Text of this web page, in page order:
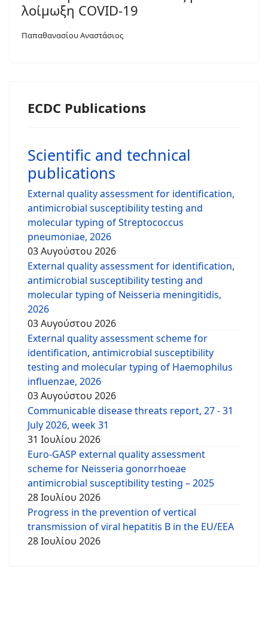
λοίμωξη COVID-19
Παπαθανασίου Αναστάσιος
ECDC Publications
Scientific and technical
publications
External quality assessment for identification,
antimicrobial susceptibility testing and
molecular typing of Streptococcus
pneumoniae, 2026
03 Αυγούστου 2026
External quality assessment for identification,
antimicrobial susceptibility testing and
molecular typing of Neisseria meningitidis,
2026
03 Αυγούστου 2026
External quality assessment scheme for
identification, antimicrobial susceptibility
testing and molecular typing of Haemophilus
influenzae, 2026
03 Αυγούστου 2026
Communicable disease threats report, 27 - 31
July 2026, week 31
31 Ιουλίου 2026
Euro-GASP external quality assessment
scheme for Neisseria gonorrhoeae
antimicrobial susceptibility testing – 2025
28 Ιουλίου 2026
Progress in the prevention of vertical
transmission of viral hepatitis B in the EU/EEA
28 Ιουλίου 2026